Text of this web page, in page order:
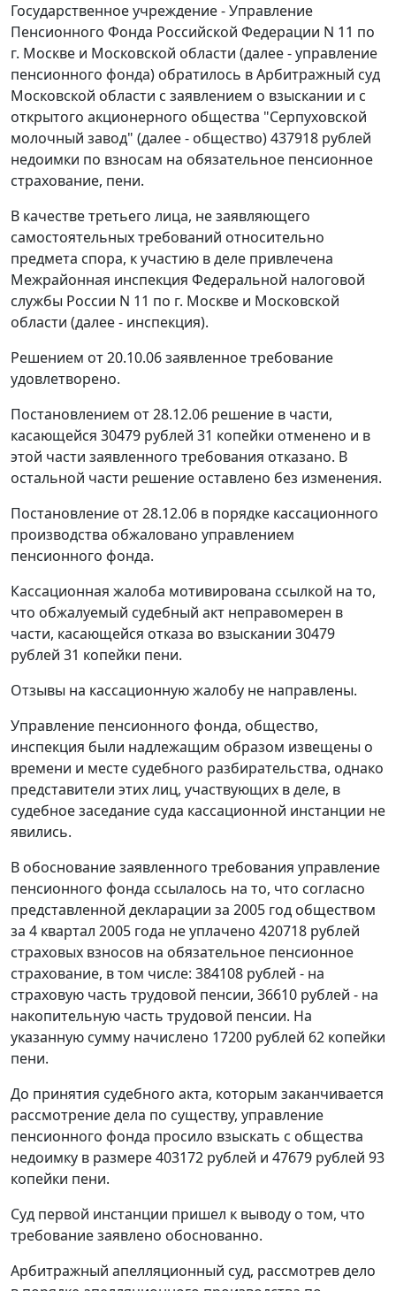
Государственное учреждение - Управление
Пенсионного Фонда Российской Федерации N 11 по
г. Москве и Московской области (далее - управление
пенсионного фонда) обратилось в Арбитражный суд
Московской области с заявлением о взыскании и с
открытого акционерного общества "Серпуховской
молочный завод" (далее - общество) 437918 рублей
недоимки по взносам на обязательное пенсионное
страхование, пени.
В качестве третьего лица, не заявляющего
самостоятельных требований относительно
предмета спора, к участию в деле привлечена
Межрайонная инспекция Федеральной налоговой
службы России N 11 по г. Москве и Московской
области (далее - инспекция).
Решением от 20.10.06 заявленное требование
удовлетворено.
Постановлением от 28.12.06 решение в части,
касающейся 30479 рублей 31 копейки отменено и в
этой части заявленного требования отказано. В
остальной части решение оставлено без изменения.
Постановление от 28.12.06 в порядке кассационного
производства обжаловано управлением
пенсионного фонда.
Кассационная жалоба мотивирована ссылкой на то,
что обжалуемый судебный акт неправомерен в
части, касающейся отказа во взыскании 30479
рублей 31 копейки пени.
Отзывы на кассационную жалобу не направлены.
Управление пенсионного фонда, общество,
инспекция были надлежащим образом извещены о
времени и месте судебного разбирательства, однако
представители этих лиц, участвующих в деле, в
судебное заседание суда кассационной инстанции не
явились.
В обоснование заявленного требования управление
пенсионного фонда ссылалось на то, что согласно
представленной декларации за 2005 год обществом
за 4 квартал 2005 года не уплачено 420718 рублей
страховых взносов на обязательное пенсионное
страхование, в том числе: 384108 рублей - на
страховую часть трудовой пенсии, 36610 рублей - на
накопительную часть трудовой пенсии. На
указанную сумму начислено 17200 рублей 62 копейки
пени.
До принятия судебного акта, которым заканчивается
рассмотрение дела по существу, управление
пенсионного фонда просило взыскать с общества
недоимку в размере 403172 рублей и 47679 рублей 93
копейки пени.
Суд первой инстанции пришел к выводу о том, что
требование заявлено обоснованно.
Арбитражный апелляционный суд, рассмотрев дело